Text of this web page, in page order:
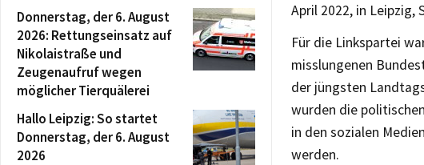
April 2022, in Leipzig,
Für die Linkspartei
misslungenen
der jüngsten
wurden die
in den sozialen
werden.
Donnerstag, der 6. August
2026: Rettungseinsatz auf
Nikolaistraße und
Zeugenaufruf wegen
möglicher Tierquälerei
Hallo Leipzig: So startet
Donnerstag, der 6. August
2026